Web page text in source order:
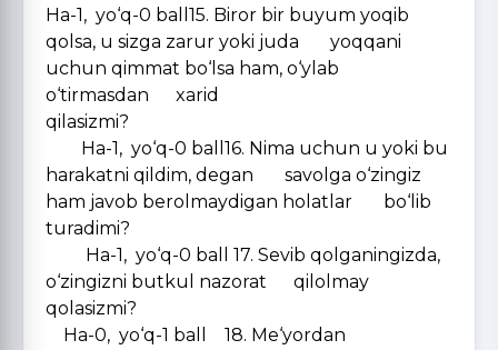
Ha-1, yo‘q-0 ball15. Biror bir buyum yoqib
qolsa, u sizga zarur yoki juda yoqqani
uchun qimmat bo‘lsa ham, o‘ylab
o‘tirmasdan xarid
qilasizmi?
Ha-1, yo‘q-0 ball16. Nima uchun u yoki bu
harakatni qildim, degan savolga o‘zingiz
ham javob berolmaydigan holatlar bo‘lib
turadimi?
Ha-1, yo‘q-0 ball 17. Sevib qolganingizda,
o‘zingizni butkul nazorat qilolmay
qolasizmi?
Ha-0, yo‘q-1 ball 18. Me‘yordan